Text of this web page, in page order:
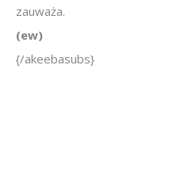
zauważa.
(ew)
{/akeebasubs}